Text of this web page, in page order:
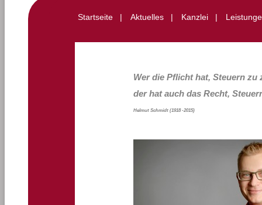
Startseite | Aktuelles | Kanzlei |
Wer die Pflicht hat, Steuern zu
der hat auch das Recht,
Helmut Schmidt (1918 -2015)